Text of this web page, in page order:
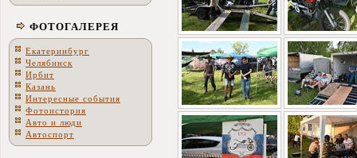
ФОТОГАЛЕРЕЯ
Екатеринбург
Челябинск
Ирбит
Казань
Интересные события
Фотоистория
Авто и люди
Автоспорт